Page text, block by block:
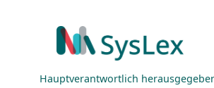
Hauptverantwortlich